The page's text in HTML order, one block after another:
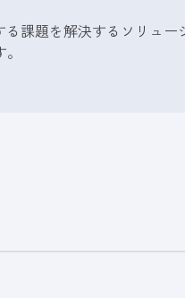
る課題を解決するソリュー